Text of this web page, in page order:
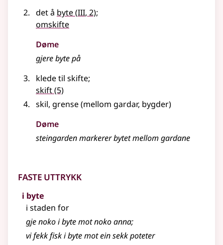
det å byte(3
III, 2);
omskifte
Døme
gjere byte på
klede til skifte;
skift(5)
skil, grense (mellom gardar, bygder)
Døme
steingarden markerer bytet mellom gardane
Faste uttrykk
i byte
i staden for
gje noko i byte mot noko anna;
vi fekk fisk i byte mot ein sekk poteter